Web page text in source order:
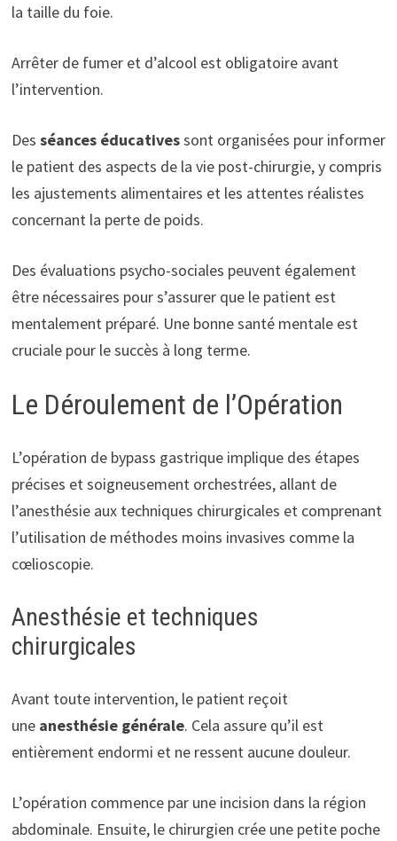
la taille du foie.
Arrêter de fumer et d’alcool est obligatoire avant
l’intervention.
Des séances éducativessont organisées pour informer
le patient des aspects de la vie post-chirurgie, y compris
les ajustements alimentaires et les attentes réalistes
concernant la perte de poids.
Des évaluations psycho-sociales peuvent également
être nécessaires pour s’assurer que le patient est
mentalement préparé. Une bonne santé mentale est
cruciale pour le succès à long terme.
Le Déroulement de l’Opération
L’opération de bypass gastrique implique des étapes
précises et soigneusement orchestrées, allant de
l’anesthésie aux techniques chirurgicales et comprenant
l’utilisation de méthodes moins invasives comme la
cœlioscopie.
Anesthésie et techniques
chirurgicales
Avant toute intervention, le patient reçoit
une anesthésie générale. Cela assure qu’il est
entièrement endormi et ne ressent aucune douleur.
L’opération commence par une incision dans la région
abdominale. Ensuite, le chirurgien crée une petite poche